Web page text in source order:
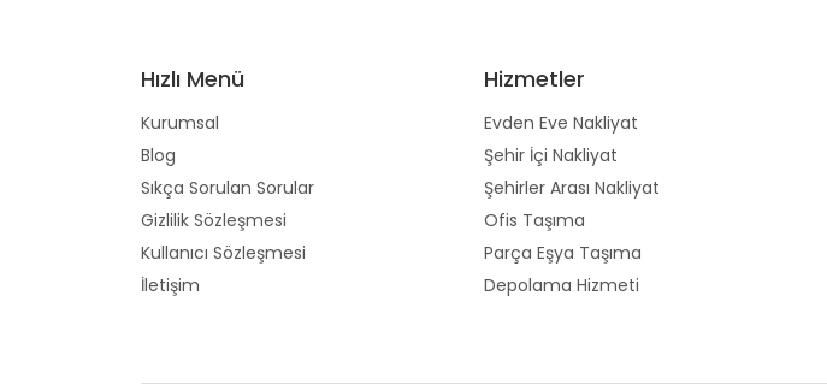
Hızlı Menü
Kurumsal
Blog
Sıkça Sorulan Sorular
Gizlilik Sözleşmesi
Kullanıcı Sözleşmesi
İletişim
Hizmetler
Evden Eve Nakliyat
Şehir İçi Nakliyat
Şehirler Arası Nakliyat
Ofis Taşıma
Parça Eşya Taşıma
Depolama Hizmeti